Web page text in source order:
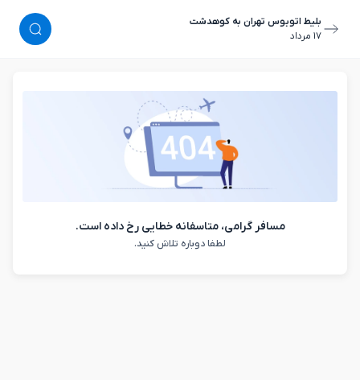
بلیط اتوبوس تهران به کوهدشت
١٧ مرداد
مسافر گرامی، متاسفانه خطایی رخ داده است.
لطفا دوباره تلاش کنید.